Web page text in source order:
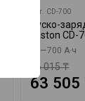
арт. CD-700
Пуско-
Laston CD-
30—700 А·ч
76 015 ₸
63 505